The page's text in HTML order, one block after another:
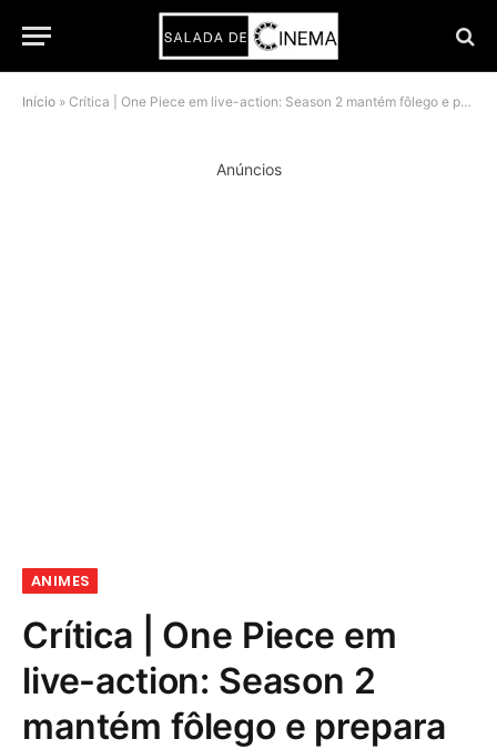
Início » Crítica | One Piece em live-action: Season 2 mantém fôlego e prepara final exclusivo idealizado por Oda
Anúncios
ANIMES
Crítica | One Piece em
live-action: Season 2
mantém fôlego e prepara